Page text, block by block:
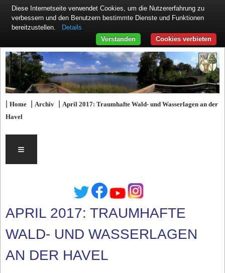
|Home |Archiv |April 2017: Traumhafte Wald- und Wasserlagen an der
Havel
≡
APRIL 2017: TRAUMHAFTE
WALD- UND WASSERLAGEN
AN DER HAVEL
Diese Internetseite verwendet Cookies, um die Nutzererfahrung zu
verbessern und den Benutzern bestimmte Dienste und Funktionen
bereitzustellen.
Details
Cookies verbieten
Verstanden